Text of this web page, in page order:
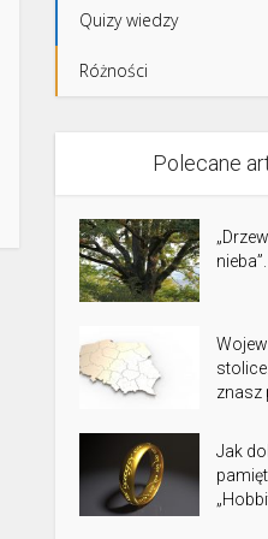
Quizy wiedzy
Różności
Polecane
nieba”.
znasz
Jak